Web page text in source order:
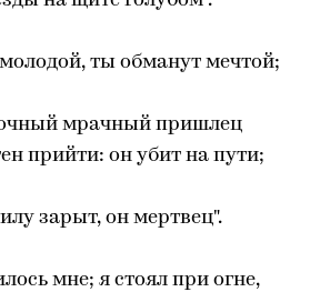
ты обманут мечтой;
мрачный пришлец
прийти: он убит на пути;
зарыт, он мертвец".
мне; я стоял при огне,